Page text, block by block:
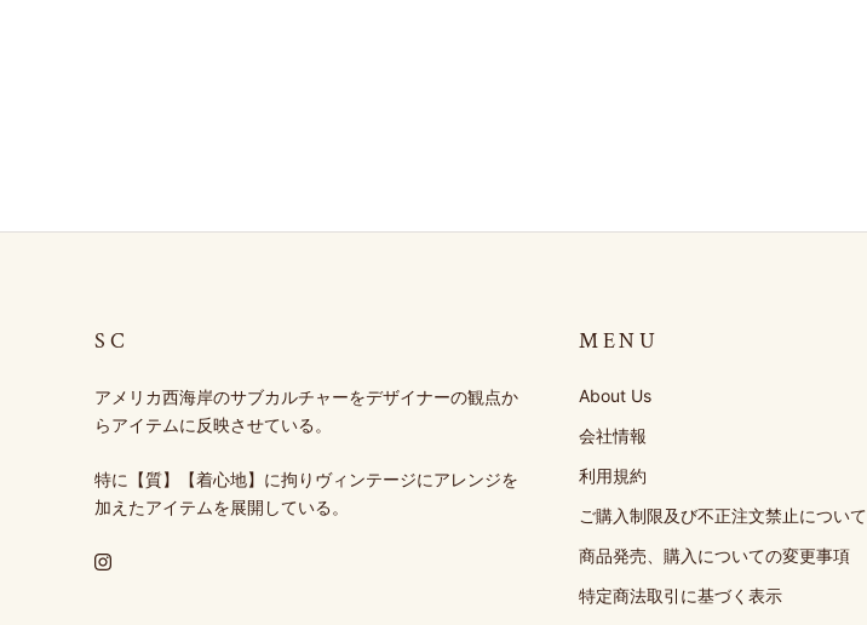
SC
アメリカ西海岸のサブカルチャーをデザイナーの観点か
らアイテムに反映させている。
特に【質】【着心地】に拘りヴィンテージにアレンジを
加えたアイテムを展開している。
MENU
About Us
会社情報
利用規約
ご購入制限及び不正注文禁止について
商品発売、購入についての変更事項
特定商法取引に基づく表示